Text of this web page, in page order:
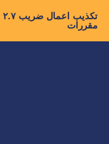
مقررات